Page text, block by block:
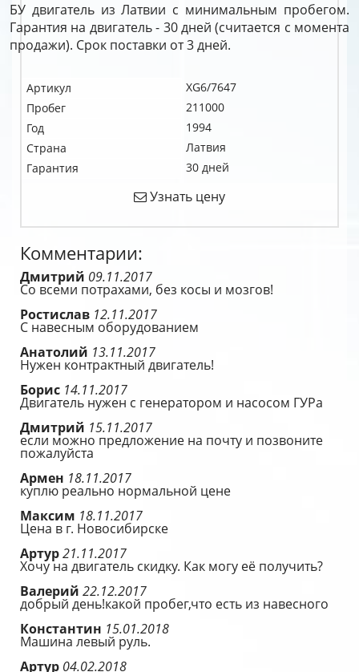
БУ двигатель из Латвии с минимальным пробегом.
Гарантия на двигатель - 30 дней (считается с момента
продажи). Срок поставки от 3 дней.
Артикул
XG6/7647
Пробег
211000
Год
1994
Страна
Латвия
Гарантия
30 дней
Узнать цену
Комментарии:
Дмитрий 09.11.2017
Со всеми потрахами, без косы и мозгов!
Ростислав 12.11.2017
С навесным оборудованием
Анатолий 13.11.2017
Нужен контрактный двигатель!
Борис 14.11.2017
Двигатель нужен с генератором и насосом ГУРа
Дмитрий 15.11.2017
если можно предложение на почту и позвоните
пожалуйста
Армен 18.11.2017
куплю реально нормальной цене
Максим 18.11.2017
Цена в г. Новосибирске
Артур21.11.2017
Хочу на двигатель скидку. Как могу её получить?
Валерий 22.12.2017
добрый день!какой пробег,что есть из навесного
Константин 15.01.2018
Машина левый руль.
Артур 04.02.2018